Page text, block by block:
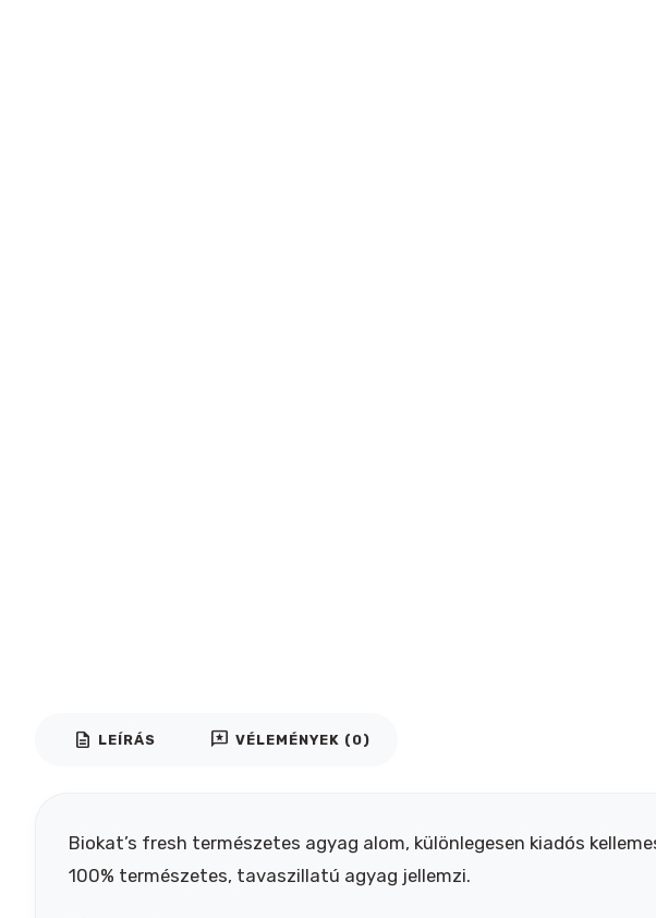
description LEÍRÁS reviews VÉLEMÉNYEK (0)
Biokat’s fresh természetes agyag alom, különlegesen kiadós
100% természetes, tavaszillatú agyag jellemzi.